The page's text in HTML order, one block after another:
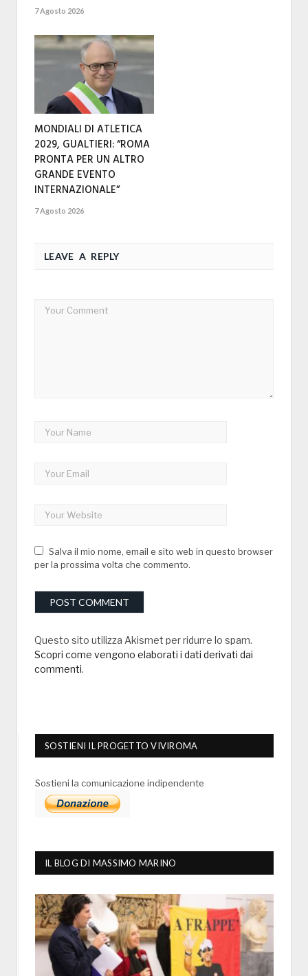
7 Agosto 2026
MONDIALI DI ATLETICA
2029, GUALTIERI: “ROMA
PRONTA PER UN ALTRO
GRANDE EVENTO
INTERNAZIONALE”
7 Agosto 2026
LEAVE A REPLY
Salva il mio nome, email e sito web in questo browser
per la prossima volta che commento.
Questo sito utilizza Akismet per ridurre lo spam.
Scopri come vengono elaborati i dati derivati dai
commenti.
SOSTIENI IL PROGETTO VIVIROMA
Sostieni la comunicazione indipendente
IL BLOG DI MASSIMO MARINO